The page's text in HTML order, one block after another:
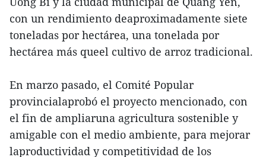
con un rendimiento deaproximadamente siete
toneladas por hectárea, una tonelada por
hectárea más queel cultivo de arroz tradicional.
En marzo pasado, el Comité Popular
provincialaprobó el proyecto mencionado, con
el fin de ampliaruna agricultura sostenible y
amigable con el medio ambiente, para mejorar
laproductividad y competitividad de los